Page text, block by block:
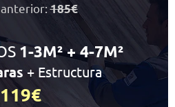
anterior:185€
1-3M² + 4-7M²
+ Estructura
119€